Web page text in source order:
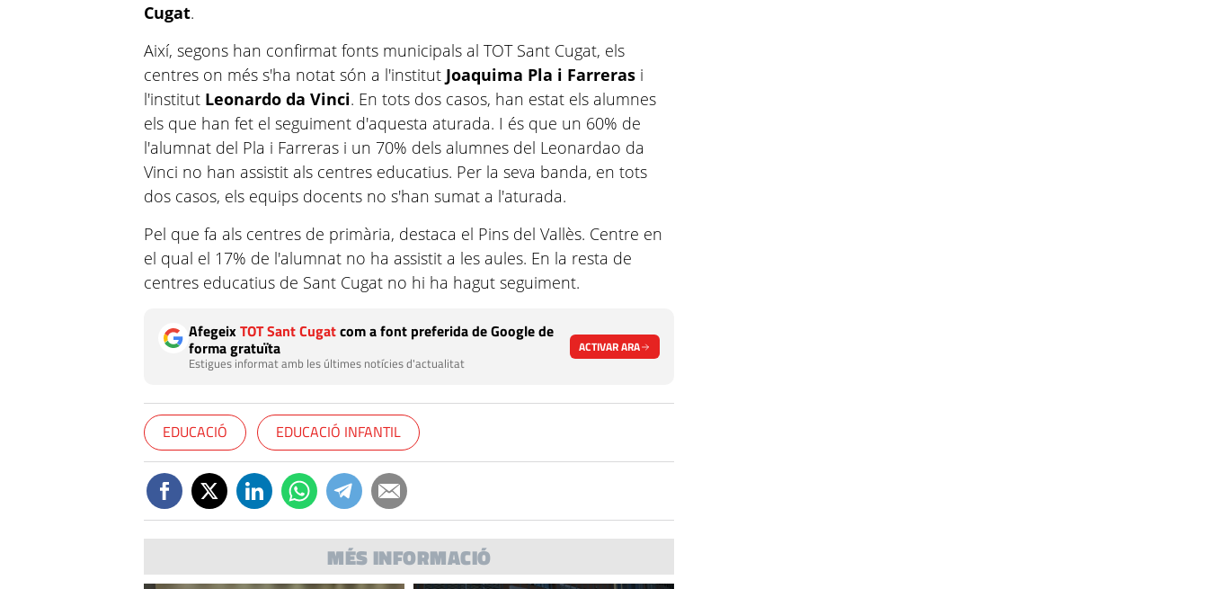
Cugat.
Així, segons han confirmat fonts municipals al TOT Sant Cugat, els
centres on més s'ha notat són a l'institut Joaquima Pla i Farreras i
l'institut Leonardo da Vinci. En tots dos casos, han estat els alumnes
els que han fet el seguiment d'aquesta aturada. I és que un 60% de
l'alumnat del Pla i Farreras i un 70% dels alumnes del Leonardao da
Vinci no han assistit als centres educatius. Per la seva banda, en tots
dos casos, els equips docents no s'han sumat a l'aturada.
Pel que fa als centres de primària, destaca el Pins del Vallès. Centre en
el qual el 17% de l'alumnat no ha assistit a les aules. En la resta de
centres educatius de Sant Cugat no hi ha hagut seguiment.
AfegeixTOT Sant Cugatcom a font preferida de Google de
forma gratuïta
Estigues informat amb les últimes notícies d'actualitat
ACTIVAR ARA
EDUCACIÓ EDUCACIÓ INFANTIL
MÉS INFORMACIÓ